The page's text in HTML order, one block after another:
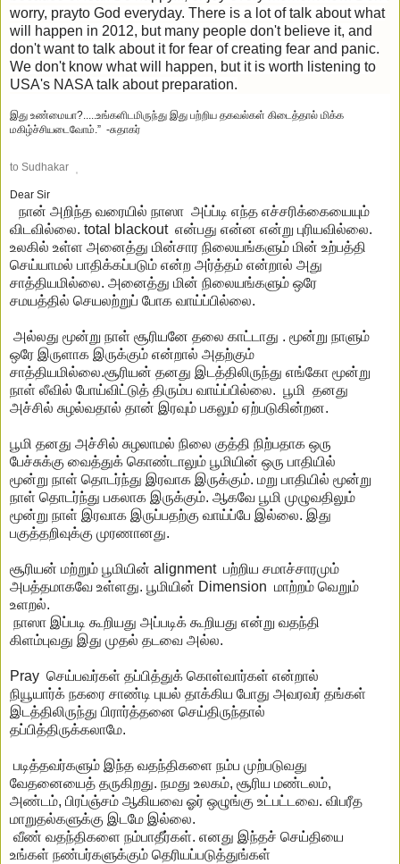
worry, prayto God everyday. There is a lot of talk about what
will happen in 2012, but many people don't believe it, and
don't want to talk about it for fear of creating fear and panic.
We don't know what will happen, but it is worth listening to
USA's NASA talk about preparation.
இது உண்மையா?.....உங்களிடமிருந்து இது பற்றிய தகவல்கள் கிடைத்தால் மிக்க
மகிழ்ச்சியடைவோம்.” -சுதாகர்
to Sudhakar
Dear Sir
நான் அறிந்த வரையில் நாஸா அப்ப்டி எந்த எச்சரிக்கையையும்
விடவில்லை. total blackout என்பது என்ன என்று புரியவில்லை.
உலகில் உள்ள அனைத்து மின்சார நிலையங்களும் மின் உற்பத்தி
செய்யாமல் பாதிக்கப்படும் என்ற அர்த்தம் என்றால் அது
சாத்தியமில்லை. அனைத்து மின் நிலையங்களும் ஒரே
சமயத்தில் செயலற்றுப் போக வாய்ப்பில்லை.
அல்லது மூன்று நாள் சூரியனே தலை காட்டாது . மூன்று நாளும்
ஒரே இருளாக இருக்கும் என்றால் அதற்கும்
சாத்தியமில்லை.சூரியன் தனது இடத்திலிருந்து எங்கோ மூன்று
நாள் லீவில் போய்விட்டுத் திரும்ப வாய்ப்பில்லை. பூமி தனது
அச்சில் சுழல்வதால் தான் இரவும் பகலும் ஏற்படுகின்றன.
பூமி தனது அச்சில் சுழலாமல் நிலை குத்தி நிற்பதாக ஒரு
பேச்சுக்கு வைத்துக் கொண்டாலும் பூமியின் ஒரு பாதியில்
மூன்று நாள் தொடர்ந்து இரவாக இருக்கும். மறு பாதியில் மூன்று
நாள் தொடர்ந்து பகலாக இருக்கும். ஆகவே பூமி முழுவதிலும்
மூன்று நாள் இரவாக இருப்பதற்கு வாய்ப்பே இல்லை. இது
பகுத்தறிவுக்கு முரணானது.
சூரியன் மற்றும் பூமியின் alignment பற்றிய சமாச்சாரமும்
அபத்தமாகவே உள்ளது. பூமியின் Dimension மாற்றம் வெறும்
உளறல்.
நாஸா இப்படி கூறியது அப்படிக் கூறியது என்று வதந்தி
கிளம்புவது இது முதல் தடவை அல்ல.
Pray செய்பவர்கள் தப்பித்துக் கொள்வார்கள் என்றால்
நியூயார்க் நகரை சாண்டி புயல் தாக்கிய போது அவரவர் தங்கள்
இடத்திலிருந்து பிரார்த்தனை செய்திருந்தால்
தப்பித்திருக்கலாமே.
படித்தவர்களும் இந்த வதந்திகளை நம்ப முற்படுவது
வேதனையைத் தருகிறது. நமது உலகம், சூரிய மண்டலம்,
அண்டம், பிரப்ஞ்சம் ஆகியவை ஓர் ஒழுங்கு உட்பட்டவை. விபரீத
மாறுதல்களுக்கு இடமே இல்லை.
வீண் வதந்திகளை நம்பாதீர்கள். எனது இந்தச் செய்தியை
உங்கள் நண்பர்களுக்கும் தெரியப்படுத்துங்கள்